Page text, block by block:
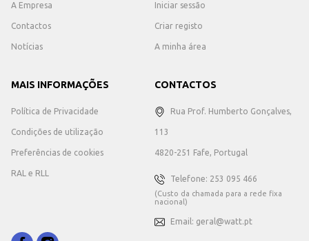
A Empresa
Contactos
Notícias
Iniciar sessão
Criar registo
A minha área
MAIS INFORMAÇÕES
Política de Privacidade
Condições de utilização
Preferências de cookies
RAL e RLL
CONTACTOS
Rua Prof. Humberto Gonçalves,
113
4820-251 Fafe, Portugal
Telefone: 253 095 466
(Custo da chamada para a rede fixa
nacional)
Email: geral@watt.pt